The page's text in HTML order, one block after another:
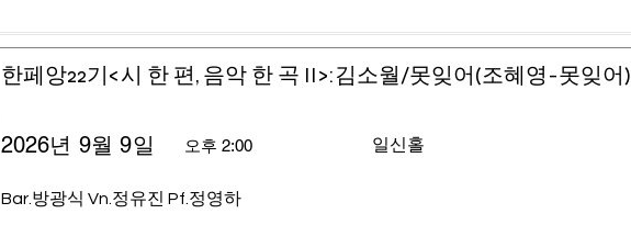
한페앙22기<시 한 편, 음악 한 곡 II>:김소월/못잊어(조혜영-못잊어)
오후 2:00
2026년 9월 9일 일신홀
Bar.방광식 Vn.정유진 Pf.정영하